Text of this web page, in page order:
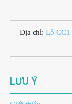
Địa chỉ: Lô
LƯU Ý